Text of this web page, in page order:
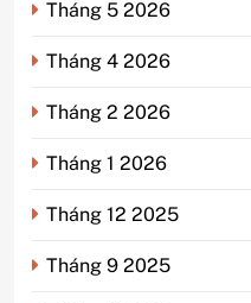
Tháng 5 2026
Tháng 4 2026
Tháng 2 2026
Tháng 1 2026
Tháng 12 2025
Tháng 9 2025